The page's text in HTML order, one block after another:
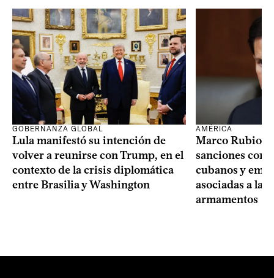
GOBERNANZA GLOBAL
Lula manifestó su intención de
volver a reunirse con Trump, en el
contexto de la crisis diplomática
entre Brasilia y Washington
AMÉRICA
Marco Rubio
sanciones
cubanos y
asociadas a la
armamentos